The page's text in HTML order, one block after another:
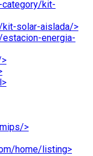
category/kit-
solar-aislada/>
energia-
>
home/listing>